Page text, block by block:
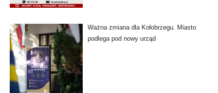
Ważna zmiana dla Kołobrzegu. Miasto
podlega pod nowy urząd